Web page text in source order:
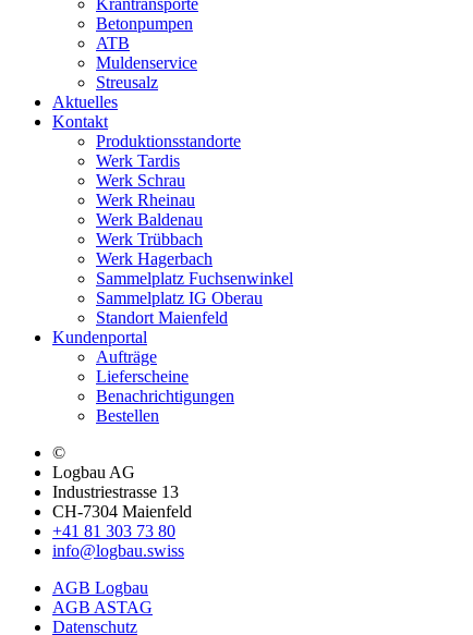
Krantransporte
Betonpumpen
ATB
Muldenservice
Streusalz
Aktuelles
Kontakt
Produktionsstandorte
Werk Tardis
Werk Schrau
Werk Rheinau
Werk Baldenau
Werk Trübbach
Werk Hagerbach
Sammelplatz Fuchsenwinkel
Sammelplatz IG Oberau
Standort Maienfeld
Kundenportal
Aufträge
Lieferscheine
Benachrichtigungen
Bestellen
©
Logbau AG
Industriestrasse 13
CH-7304 Maienfeld
+41 81 303 73 80
info@logbau.swiss
AGB Logbau
AGB ASTAG
Datenschutz